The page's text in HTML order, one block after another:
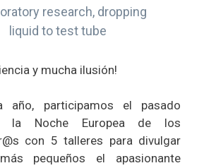
y mucha ilusión!
año, participamos el pasado
la Noche Europea de los
con 5 talleres para divulgar
pequeños el apasionante